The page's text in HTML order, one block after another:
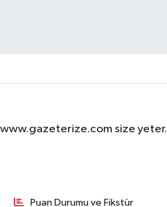
www.gazeterize.com size yeter.
Puan Durumu ve Fikstür